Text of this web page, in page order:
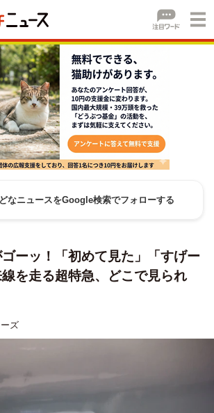
なニュースをGoogle検索でフォローする
ーッ！「初めて見た」「すげー
を走る超特急、どこで見られ
ズ